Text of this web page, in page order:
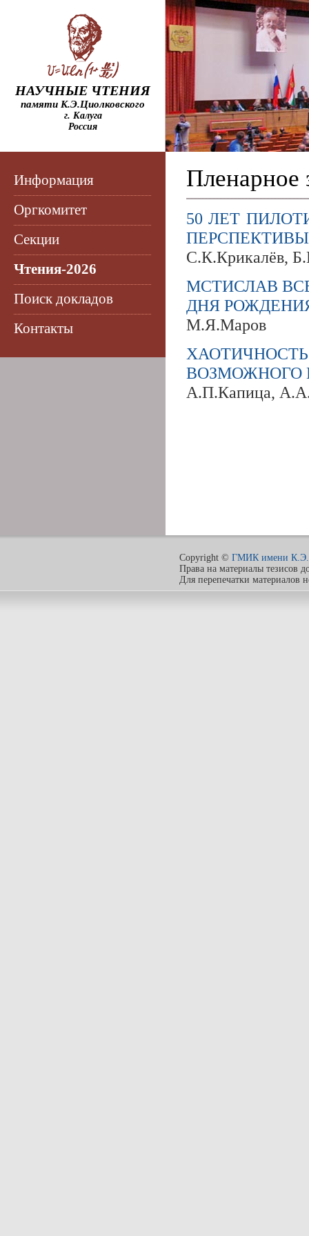
НАУЧНЫЕ ЧТЕНИЯ
памяти К.Э.Циолковского
г. Калуга
Россия
Информация
Оргкомитет
Секции
Чтения-2026
Поиск докладов
Контакты
Пленарное
50 ЛЕТ
С.К.Крикалёв,
МСТИСЛАВ
ДНЯ
М.Я.Маров
ВОЗМОЖНОГО
А.П.Капица,
Copyright © ГМИК имени К.Э.
Права на материалы тезисов
Для перепечатки материалов